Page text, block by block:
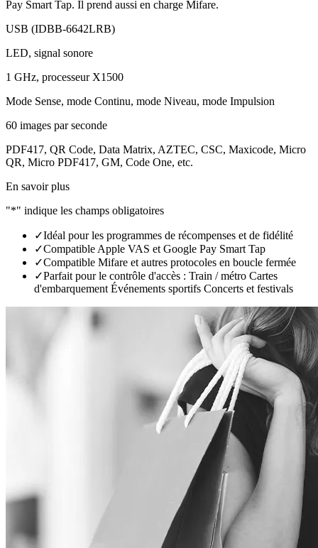
Pay Smart Tap. Il prend aussi en charge Mifare.
USB (IDBB-6642LRB)
LED, signal sonore
1 GHz, processeur X1500
Mode Sense, mode Continu, mode Niveau, mode Impulsion
60 images par seconde
PDF417, QR Code, Data Matrix, AZTEC, CSC, Maxicode, Micro
QR, Micro PDF417, GM, Code One, etc.
En savoir plus
"*" indique les champs obligatoires
✓Idéal pour les programmes de récompenses et de fidélité
✓Compatible Apple VAS et Google Pay Smart Tap
✓Compatible Mifare et autres protocoles en boucle fermée
✓Parfait pour le contrôle d'accès : Train / métro Cartes
d'embarquement Événements sportifs Concerts et festivals